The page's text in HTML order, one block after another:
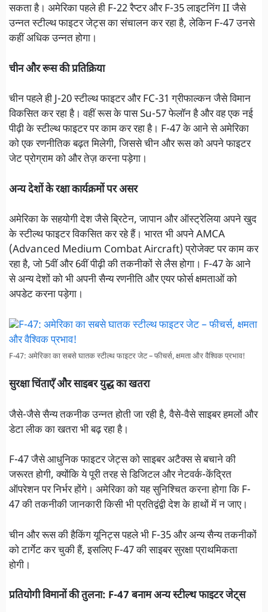
सकता है। अमेरिका पहले ही F-22 रैप्टर और F-35 लाइटनिंग II जैसे
उन्नत स्टील्थ फाइटर जेट्स का संचालन कर रहा है, लेकिन F-47 उनसे
कहीं अधिक उन्नत होगा।
चीन और रूस की प्रतिक्रिया
चीन पहले ही J-20 स्टील्थ फाइटर और FC-31 ग्रीफाल्कन जैसे विमान
विकसित कर रहा है। वहीं रूस के पास Su-57 फेलॉन है और वह एक नई
पीढ़ी के स्टील्थ फाइटर पर काम कर रहा है। F-47 के आने से अमेरिका
को एक रणनीतिक बढ़त मिलेगी, जिससे चीन और रूस को अपने फाइटर
जेट प्रोग्राम को और तेज़ करना पड़ेगा।
अन्य देशों के रक्षा कार्यक्रमों पर असर
अमेरिका के सहयोगी देश जैसे ब्रिटेन, जापान और ऑस्ट्रेलिया अपने खुद
के स्टील्थ फाइटर विकसित कर रहे हैं। भारत भी अपने AMCA
(Advanced Medium Combat Aircraft) प्रोजेक्ट पर काम कर
रहा है, जो 5वीं और 6वीं पीढ़ी की तकनीकों से लैस होगा। F-47 के आने
से अन्य देशों को भी अपनी सैन्य रणनीति और एयर फोर्स क्षमताओं को
अपडेट करना पड़ेगा।
F-47: अमेरिका का सबसे घातक स्टील्थ फाइटर जेट – फीचर्स, क्षमता और वैश्विक प्रभाव!
सुरक्षा चिंताएँ और साइबर युद्ध का खतरा
जैसे-जैसे सैन्य तकनीक उन्नत होती जा रही है, वैसे-वैसे साइबर हमलों और
डेटा लीक का खतरा भी बढ़ रहा है।
F-47 जैसे आधुनिक फाइटर जेट्स को साइबर अटैक्स से बचाने की
जरूरत होगी, क्योंकि ये पूरी तरह से डिजिटल और नेटवर्क-केंद्रित
ऑपरेशन पर निर्भर होंगे। अमेरिका को यह सुनिश्चित करना होगा कि F-
47 की तकनीकी जानकारी किसी भी प्रतिद्वंद्वी देश के हाथों में न जाए।
चीन और रूस की हैकिंग यूनिट्स पहले भी F-35 और अन्य सैन्य तकनीकों
को टार्गेट कर चुकी हैं, इसलिए F-47 की साइबर सुरक्षा प्राथमिकता
होगी।
प्रतियोगी विमानों की तुलना: F-47 बनाम अन्य स्टील्थ फाइटर जेट्स